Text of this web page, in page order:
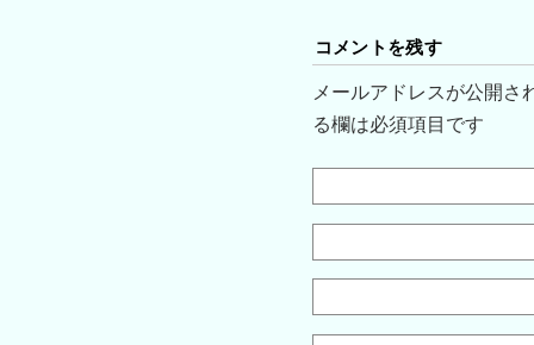
コメントを残す
メールアドレスが公開
る欄は必須項目です